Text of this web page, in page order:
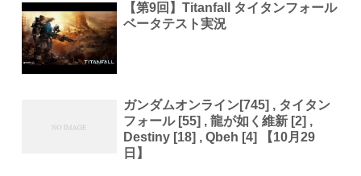
【第9回】Titanfall タイタンフォール
ベータテスト実況
ガンダムオンライン[745] , タイタン
フォール [55] , 龍が如く維新 [2] ,
Destiny [18] , Qbeh [4] 【10月29
日】